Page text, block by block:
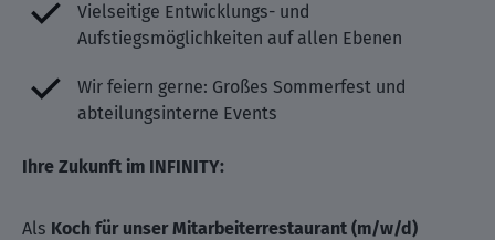
Vielseitige Entwicklungs- und
Aufstiegsmöglichkeiten auf allen Ebenen
Wir feiern gerne: Großes Sommerfest und
abteilungsinterne Events
Ihre Zukunft im INFINITY:
Als Koch für unser Mitarbeiterrestaurant (m/w/d)